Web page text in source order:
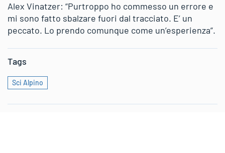
Alex Vinatzer: “Purtroppo ho commesso un errore e
mi sono fatto sbalzare fuori dal tracciato. E’ un
peccato. Lo prendo comunque come un’esperienza”.
Tags
Sci Alpino